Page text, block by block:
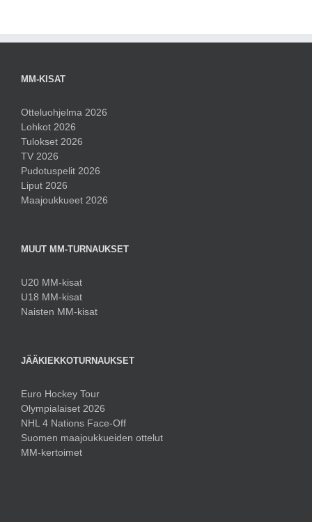
MM-KISAT
Otteluohjelma 2026
Lohkot 2026
Tulokset 2026
TV 2026
Pudotuspelit 2026
Liput 2026
Maajoukkueet 2026
MUUT MM-TURNAUKSET
U20 MM-kisat
U18 MM-kisat
Naisten MM-kisat
JÄÄKIEKKOTURNAUKSET
Euro Hockey Tour
Olympialaiset 2026
NHL 4 Nations Face-Off
Suomen maajoukkueiden ottelut
MM-kertoimet